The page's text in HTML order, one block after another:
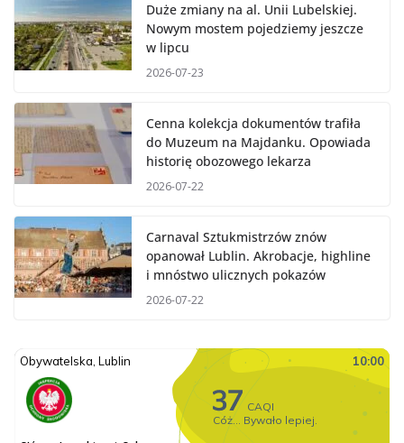
Duże zmiany na al. Unii Lubelskiej.
Nowym mostem pojedziemy jeszcze
w lipcu
2026-07-23
Cenna kolekcja dokumentów trafiła
do Muzeum na Majdanku. Opowiada
historię obozowego lekarza
2026-07-22
Carnaval Sztukmistrzów znów
opanował Lublin. Akrobacje, highline
i mnóstwo ulicznych pokazów
2026-07-22